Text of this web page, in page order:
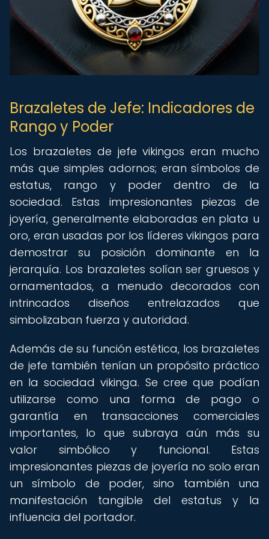
Brazaletes de Jefe: Indicadores de
Rango y Poder
Los brazaletes de jefe vikingos eran mucho
más que simples adornos; eran símbolos de
estatus, rango y poder dentro de la
sociedad. Estas impresionantes piezas de
joyería, generalmente elaboradas en plata u
oro, eran usadas por los líderes vikingos para
demostrar su posición dominante en la
jerarquía. Los brazaletes solían ser gruesos y
ornamentados, a menudo decorados con
intrincados diseños entrelazados que
simbolizaban fuerza y autoridad.
Además de su función estética, los brazaletes
de jefe también tenían un propósito práctico
en la sociedad vikinga. Se cree que podían
utilizarse como una forma de pago o
garantía en transacciones comerciales
importantes, lo que subraya aún más su
valor simbólico y funcional. Estas
impresionantes piezas de joyería no solo eran
un símbolo de poder, sino también una
manifestación tangible del estatus y la
influencia del portador.